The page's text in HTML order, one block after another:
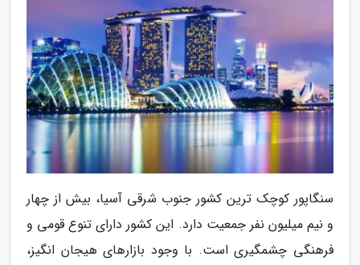
سنگاپور کوچک ترین کشور جنوب شرقی آسیا، بیش از چهار
و نیم میلیون نفر جمعیت دارد. این کشور دارای تنوع قومی و
فرهنگی چشمگیری است. با وجود بازارهای هیجان انگیز،